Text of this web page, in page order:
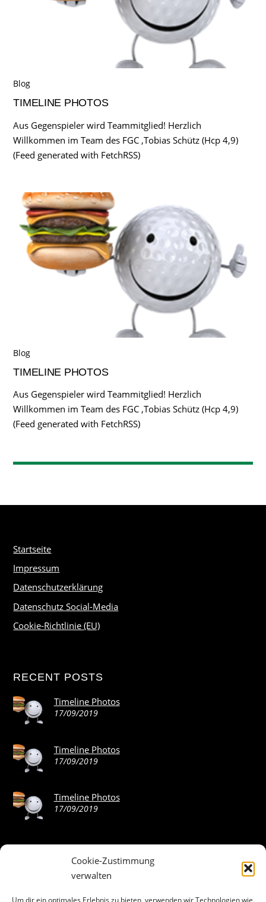
Cookie-Zustimmung
verwalten
Um dir ein optimales Erlebnis zu bieten, verwenden wir Technologien wie
Blog
TIMELINE PHOTOS
Aus Gegenspieler wird Teammitglied! Herzlich
Willkommen im Team des FGC ,Tobias Schütz (Hcp 4,9)
(Feed generated with FetchRSS)
Blog
TIMELINE PHOTOS
Aus Gegenspieler wird Teammitglied! Herzlich
Willkommen im Team des FGC ,Tobias Schütz (Hcp 4,9)
(Feed generated with FetchRSS)
Startseite
Impressum
Datenschutzerklärung
Datenschutz Social-Media
Cookie-Richtlinie (EU)
RECENT POSTS
Timeline Photos
17/09/2019
Timeline Photos
17/09/2019
Timeline Photos
17/09/2019
ABOUT THE LANDING THEME…
The Landing theme is a one-page design WordPress theme